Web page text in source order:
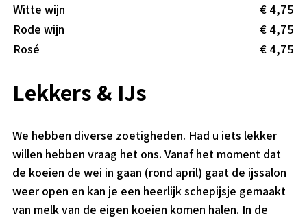
Witte wijn
€ 4,75
Rode wijn
€ 4,75
Rosé
€ 4,75
Lekkers & IJs
We hebben diverse zoetigheden. Had u iets lekker
willen hebben vraag het ons. Vanaf het moment dat
de koeien de wei in gaan (rond april) gaat de ijssalon
weer open en kan je een heerlijk schepijsje gemaakt
van melk van de eigen koeien komen halen. In de